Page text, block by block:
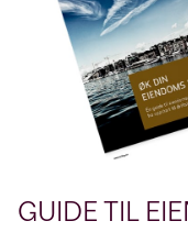
GUIDE TIL